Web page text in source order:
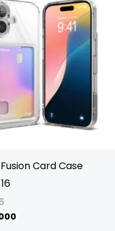
Card Case